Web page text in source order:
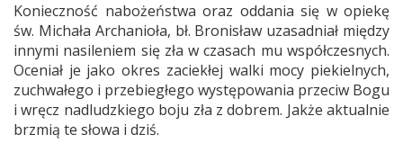
Konieczność nabożeństwa oraz oddania się w opiekę
św. Michała Archanioła, bł. Bronisław uzasadniał między
innymi nasileniem się zła w czasach mu współczesnych.
Oceniał je jako okres zaciekłej walki mocy piekielnych,
zuchwałego i przebiegłego występowania przeciw Bogu
i wręcz nadludzkiego boju zła z dobrem. Jakże aktualnie
brzmią te słowa i dziś.